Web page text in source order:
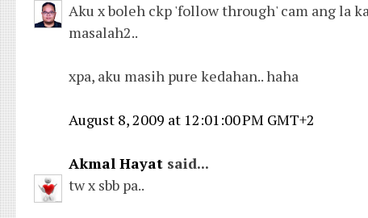
Aku x boleh ckp 'follow through' cam ang la
masalah2..
xpa, aku masih pure kedahan.. haha
August 8, 2009 at 12:01:00 PM GMT+2
Akmal Hayat said...
tw x sbb pa..